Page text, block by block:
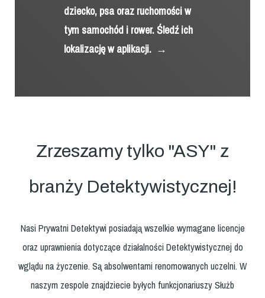
dziecko, psa oraz ruchomości w
tym samochód i rower. Śledź ich
lokalizację w aplikacji. →
Zrzeszamy tylko "ASY" z
branży Detektywistycznej!
Nasi Prywatni Detektywi posiadają wszelkie wymagane licencje
oraz uprawnienia dotyczące działalności Detektywistycznej do
wglądu na życzenie. Są absolwentami renomowanych uczelni. W
naszym zespole znajdziecie byłych funkcjonariuszy Służb